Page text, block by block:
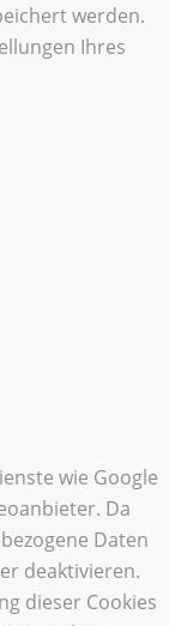
werden.
Ihres
wie Google
Da
Daten
deaktivieren.
dieser Cookies